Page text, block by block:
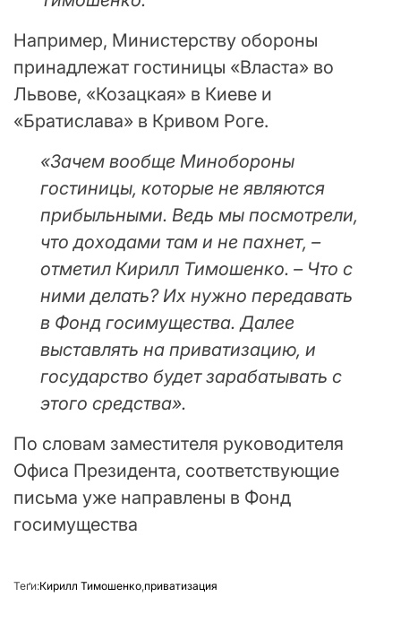
Например, Министерству обороны
принадлежат гостиницы «Власта» во
Львове, «Козацкая» в Киеве и
«Братислава» в Кривом Роге.
«Зачем вообще Минобороны
гостиницы, которые не являются
прибыльными. Ведь мы посмотрели,
что доходами там и не пахнет, –
отметил Кирилл Тимошенко. – Что с
ними делать? Их нужно передавать
в Фонд госимущества. Далее
выставлять на приватизацию, и
государство будет зарабатывать с
этого средства».
По словам заместителя руководителя
Офиса Президента, соответствующие
письма уже направлены в Фонд
госимущества
Теґи:Кирилл Тимошенко приватизация